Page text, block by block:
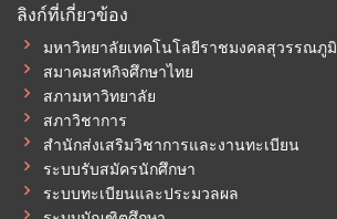
ลิงก์ที่เกี่ยวข้อง
มหาวิทยาลัยเทคโนโลยีราชมงคลสุวรรณภูมิ
สมาคมสหกิจศึกษาไทย
สภามหาวิทยาลัย
สภาวิชาการ
สำนักส่งเสริมวิชาการและงานทะเบียน
ระบบรับสมัครนักศึกษา
ระบบทะเบียนและประมวลผล